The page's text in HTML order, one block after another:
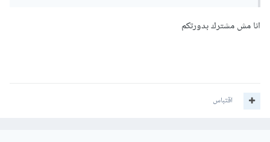
انا مش مشترك بدورتكم
اقتباس